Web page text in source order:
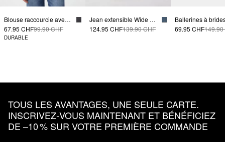
Blouse raccourcie avec détails à nouer à l'ourlet
67.95 CHF99.90 CHF
DURABLE
Jean extensible Wide Leg
124.95 CHF139.90 CHF 69.95 CHF149.90
TOUS LES AVANTAGES, UNE SEULE CARTE.
INSCRIVEZ‑VOUS MAINTENANT ET BÉNÉFICIEZ
DE –10 % SUR VOTRE PREMIÈRE COMMANDE